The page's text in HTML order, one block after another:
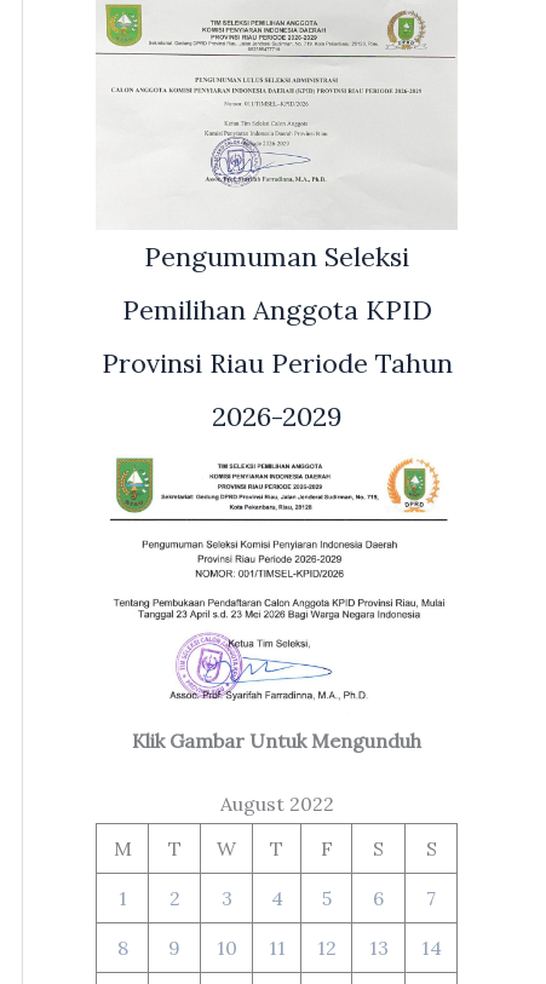
Pengumuman Seleksi
Pemilihan Anggota KPID
Provinsi Riau Periode Tahun
2026-2029
Klik Gambar Untuk Mengunduh
August 2022
M
T W T F S S
1 2 3 4 5 6 7
8 9 10 11 12 13 14